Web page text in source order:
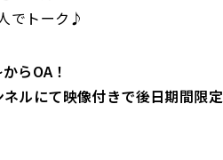
でトーク♪
らOA！
ルにて映像付きで後日期間限